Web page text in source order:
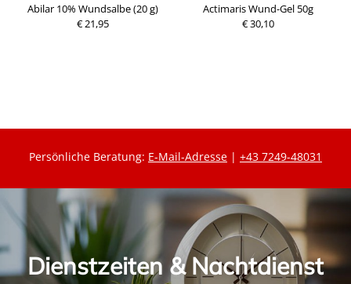
Abilar 10% Wundsalbe (20 g)
€ 21,95
Actimaris Wund-Gel 50g
€ 30,10
Persönliche Beratung: E-Mail-Adresse | +43 7249-48031
Dienstzeiten & Nachtdienst